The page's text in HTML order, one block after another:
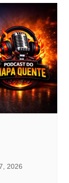
2026